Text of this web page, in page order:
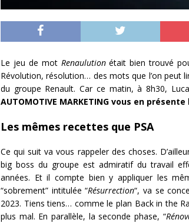
Le jeu de mot Renaulutionétait bien trouvé
Révolution, résolution… des mots que l’on peut
du groupe Renault. Car ce matin, à 8h30,
AUTOMOTIVE MARKETING vous en
Les mêmes recettes que PSA
Ce qui suit va vous rappeler des choses.
big boss du groupe est admiratif du travail
années. Et il compte bien y appliquer les
“sobrement” intitulée “Résurrection“, va se
2023. Tiens tiens… comme le plan Back in the
plus mal. En parallèle, la seconde phase, “